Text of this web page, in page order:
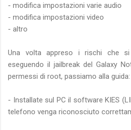
- modifica impostazioni varie audio
- modifica impostazioni video
- altro
Una volta appreso i rischi che
eseguendo il jailbreak del Galaxy
permessi di root, passiamo alla guida:
- Installate sul PC il software KIES
telefono venga riconosciuto